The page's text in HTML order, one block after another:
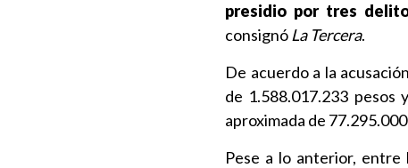
presidio por tres
consignó La Tercera.
De acuerdo a la
de 1.588.017.233 pesos
aproximada de
Pese a lo anterior,